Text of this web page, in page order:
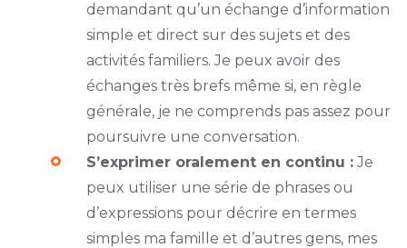
demandant qu’un échange d’information
simple et direct sur des sujets et des
activités familiers. Je peux avoir des
échanges très brefs même si, en règle
générale, je ne comprends pas assez pour
poursuivre une conversation.
S’exprimer oralement en continu :Je
peux utiliser une série de phrases ou
d’expressions pour décrire en termes
simples ma famille et d’autres gens, mes